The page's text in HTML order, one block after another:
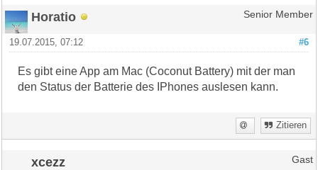
Horatio Senior Member
#6
19.07.2015, 07:12
Es gibt eine App am Mac (Coconut Battery) mit der man
den Status der Batterie des IPhones auslesen kann.
Zitieren
xcezz Gast